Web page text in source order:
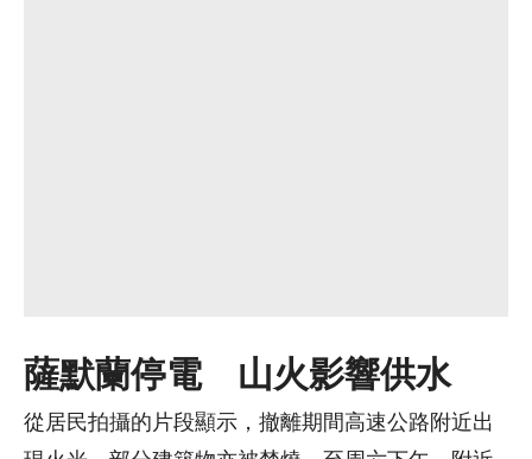
薩默蘭停電 山火影響供水
從居民拍攝的片段顯示，撤離期間高速公路附近出